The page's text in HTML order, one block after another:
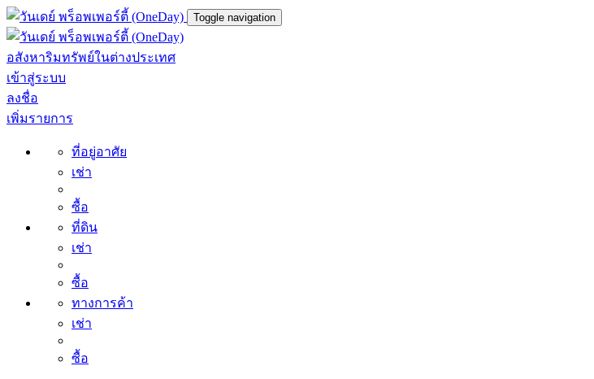
Toggle navigation
อสังหาริมทรัพย์ในต่างประเทศ
เข้าสู่ระบบ
ลงชื่อ
เพิ่มรายการ
ที่อยู่อาศัย
เช่า
ซื้อ
ที่ดิน
เช่า
ซื้อ
ทางการค้า
เช่า
ซื้อ